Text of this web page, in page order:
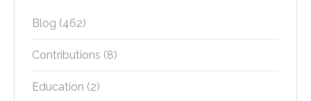
Blog (462)
Contributions (8)
Education (2)